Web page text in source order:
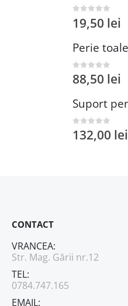
0 out of 5
19,50 lei
0out of 5
88,50 lei
0 out of 5
132,00 lei
CONTACT
VRANCEA:
Str. Mag. Gării nr.12
TEL:
0784.747.165
EMAIL: